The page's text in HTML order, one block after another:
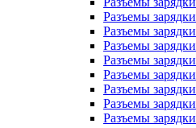
Разъемы
Разъемы
Разъемы
Разъемы
Разъемы
Разъемы
Разъемы
Разъемы